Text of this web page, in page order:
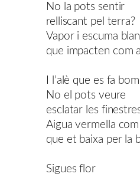
No la pots sentir
relliscant pel terra?
Vapor i escuma
que impacten com
I l’alè que es fa
No el pots veure
esclatar les
Aigua vermella com
que et baixa per la
Sigues flor